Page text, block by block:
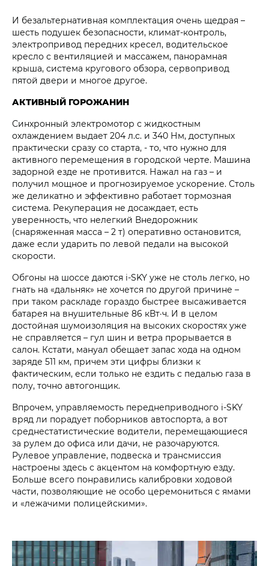
И безальтернативная комплектация очень щедрая –
шесть подушек безопасности, климат-контроль,
электропривод передних кресел, водительское
кресло с вентиляцией и массажем, панорамная
крыша, система кругового обзора, сервопривод
пятой двери и многое другое.
АКТИВНЫЙ ГОРОЖАНИН
Синхронный электромотор с жидкостным
охлаждением выдает 204 л.с. и 340 Нм, доступных
практически сразу со старта, - то, что нужно для
активного перемещения в городской черте. Машина
задорной езде не противится. Нажал на газ – и
получил мощное и прогнозируемое ускорение. Столь
же деликатно и эффективно работает тормозная
система. Рекуперация не досаждает, есть
уверенность, что нелегкий Внедорожник
(снаряженная масса – 2 т) оперативно остановится,
даже если ударить по левой педали на высокой
скорости.
Обгоны на шоссе даются i‑SKY уже не столь легко, но
гнать на «дальняк» не хочется по другой причине –
при таком раскладе гораздо быстрее высаживается
батарея на внушительные 86 кВт·ч. И в целом
достойная шумоизоляция на высоких скоростях уже
не справляется – гул шин и ветра прорывается в
салон. Кстати, мануал обещает запас хода на одном
заряде 511 км, причем эти цифры близки к
фактическим, если только не ездить с педалью газа в
полу, точно автогонщик.
Впрочем, управляемость переднеприводного i‑SKY
вряд ли порадует поборников автоспорта, а вот
среднестатистические водители, перемещающиеся
за рулем до офиса или дачи, не разочаруются.
Рулевое управление, подвеска и трансмиссия
настроены здесь с акцентом на комфортную езду.
Больше всего понравились калибровки ходовой
части, позволяющие не особо церемониться с ямами
и «лежачими полицейскими».